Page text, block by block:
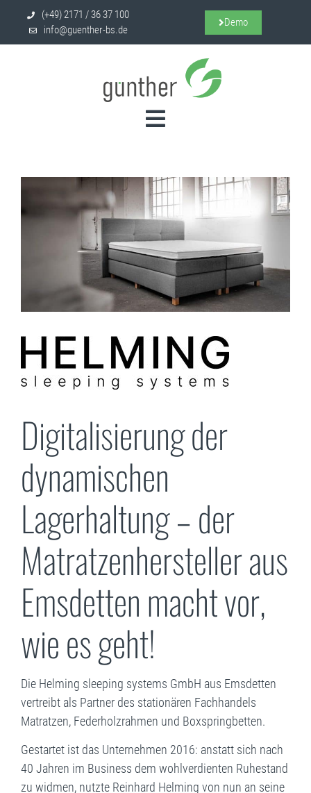
(+49) 2171 / 36 37 100
info@guenther-bs.de
Demo
Digitalisierung der
dynamischen
Lagerhaltung – der
Matratzenhersteller aus
Emsdetten macht vor,
wie es geht!
Die Helming sleeping systems GmbH aus Emsdetten
vertreibt als Partner des stationären Fachhandels
Matratzen, Federholzrahmen und Boxspringbetten.
Gestartet ist das Unternehmen 2016: anstatt sich nach
40 Jahren im Business dem wohlverdienten Ruhestand
zu widmen, nutzte Reinhard Helming von nun an seine